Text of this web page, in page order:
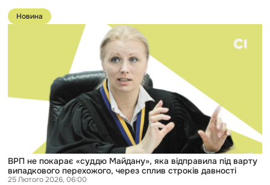
грн
за
до
публікації
відправила
під
випадкового
перехожого,
строків
давності
Новина
ВРП не покарає «суддю Майдану», яка відправила під варту
випадкового перехожого, через сплив строків давності
25 Лютого 2026, 06:00